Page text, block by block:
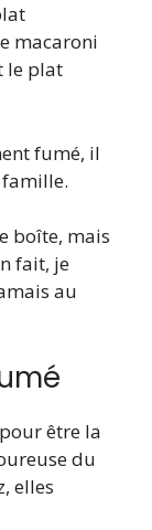
macaroni
le plat
fumé, il
boîte, mais
fait, je
au
être la
du
elles